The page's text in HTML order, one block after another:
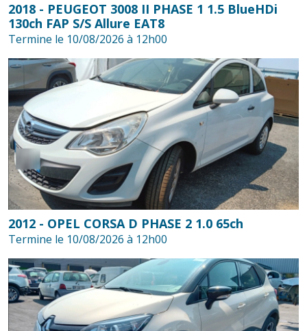
2018 - PEUGEOT 3008 II PHASE 1 1.5 BlueHDi
130ch FAP S/S Allure EAT8
Termine le 10/08/2026 à 12h00
2012 - OPEL CORSA D PHASE 2 1.0 65ch
Termine le 10/08/2026 à 12h00